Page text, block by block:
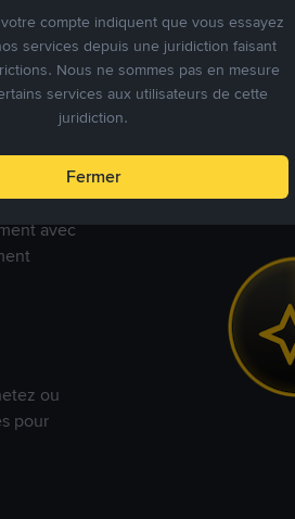
P2P
avec
ou
pour
compte indiquent que vous essayez
services depuis une juridiction faisant
Nous ne sommes pas en mesure
services aux utilisateurs de cette
juridiction.
Fermer